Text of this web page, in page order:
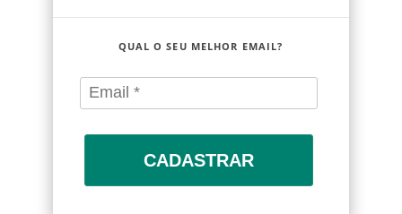
QUAL O SEU MELHOR EMAIL?
CADASTRAR